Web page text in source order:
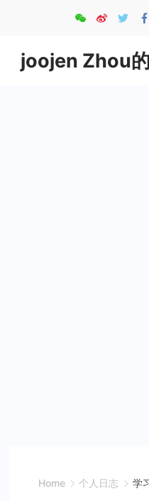
content
joojen Zhou
Home 个人日志 学